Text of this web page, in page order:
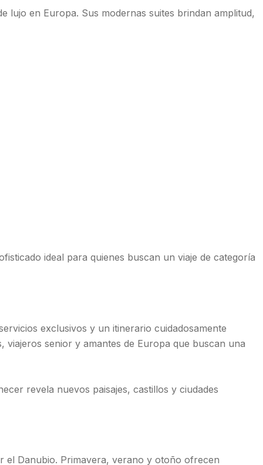
lujo en Europa. Sus modernas suites brindan amplitud,
ideal para quienes buscan un viaje de categoría
exclusivos y un itinerario cuidadosamente
senior y amantes de Europa que buscan una
revela nuevos paisajes, castillos y ciudades
el Danubio. Primavera, verano y otoño ofrecen